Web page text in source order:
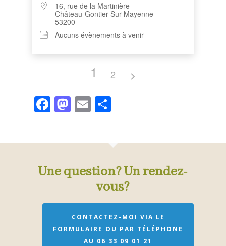
16, rue de la Martinière
Château-Gontier-Sur-Mayenne
53200
Aucuns évènements à venir
1 2
Facebook
Mastodon
Email
Une question? Un rendez-
vous?
CONTACTEZ-MOI VIA LE
FORMULAIRE OU PAR TÉLÉPHONE
AU 06 33 09 01 21